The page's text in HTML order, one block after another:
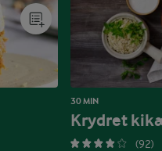
30 MIN
Krydret
(92)